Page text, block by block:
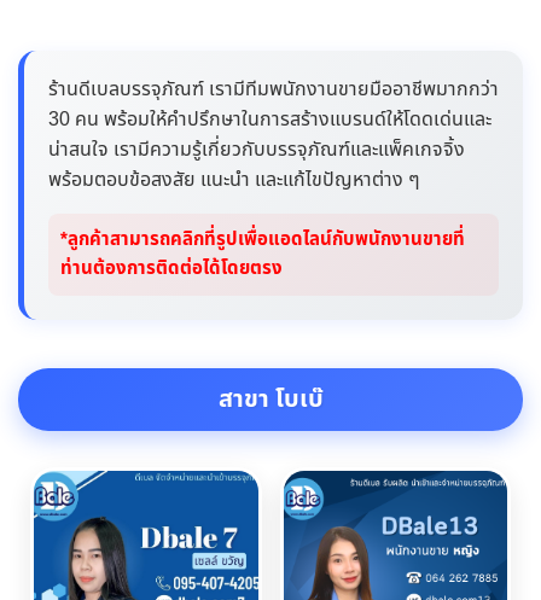
ร้านดีเบลบรรจุภัณฑ์ เรามีทีมพนักงานขายมืออาชีพมากกว่า
30 คน พร้อมให้คำปรึกษาในการสร้างแบรนด์ให้โดดเด่นและ
น่าสนใจ เรามีความรู้เกี่ยวกับบรรจุภัณฑ์และแพ็คเกจจิ้ง
พร้อมตอบข้อสงสัย แนะนำ และแก้ไขปัญหาต่าง ๆ
*ลูกค้าสามารถคลิกที่รูปเพื่อแอดไลน์กับพนักงานขายที่
ท่านต้องการติดต่อได้โดยตรง
สาขา โบเบ๊